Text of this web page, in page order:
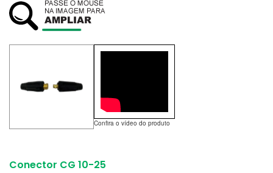
Confira o vídeo do produto
Conector CG 10-25